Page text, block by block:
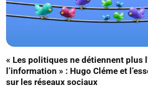
« Les politiques ne détiennent plus
l’information » : Hugo Cléme et
sur les réseaux sociaux